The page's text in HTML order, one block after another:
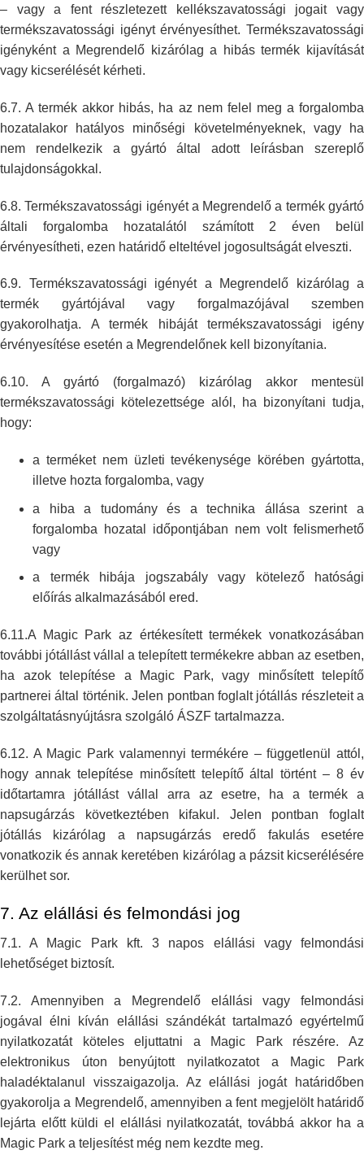
– vagy a fentrészletezett kellékszavatossági jogait vagy
termékszavatossági igénytérvényesíthet. Termékszavatossági
igényként a Megrendelő kizárólag a hibástermék kijavítását
vagy kicserélését kérheti.
6.7. A termék akkor hibás, ha az nem felel meg a forgalomba
hozatalakor hatályos minőségi követelményeknek, vagy ha
nem rendelkezik a gyártó által
adott leírásban szereplő
tulajdonságokkal.
6.8. Termékszavatossági igényét a Megrendelő a termék gyártó
általi forgalomba hozatalától számított 2 éven belül
érvényesítheti, ezen határidő elteltével jogosultságát elveszti.
6.9. Termékszavatossági igényét a Megrendelő kizárólag a
termék gyártójával
vagy forgalmazójával szemben
gyakorolhatja. A termék hibájáttermékszavatossági igény
érvényesítése esetén a Megrendelőnek kell
bizonyítania.
6.10. A gyártó (forgalmazó) kizárólag akkor mentesül
termékszavatossági kötelezettsége alól, ha bizonyítani tudja,
hogy:
a terméket nem üzleti tevékenysége körében gyártotta,
illetve hozta forgalomba, vagy
a hiba a tudomány és a technika állása szerint a
forgalomba hozatal
időpontjában nem volt felismerhető
vagy
a termék hibája jogszabály vagy kötelező hatósági
előírás alkalmazásából ered.
6.11.A Magic Park az értékesített termékek vonatkozásában
további jótállástvállal a telepített termékekre abban az esetben,
ha azok telepítése a Magic Park, vagy minősített telepítő
partnerei által történik. Jelen pontban foglalt jótállás részleteit a
szolgáltatásnyújtásra szolgáló ÁSZF tartalmazza.
6.12. A Magic Park valamennyi termékére – függetlenül attól,
hogy annaktelepítése minősített telepítő által történt – 8 év
időtartamra jótállástvállal arra az esetre, ha a termék a
napsugárzás következtében kifakul. Jelen pontban foglalt
jótállás kizárólag a napsugárzás eredő fakulásesetére
vonatkozik és annak keretében kizárólag a pázsit kicserélésére
kerülhet sor.
7. Az elállási és felmondási jog
7.1. A Magic Park kft. 3 napos elállási vagy felmondási
lehetőségetbiztosít.
7.2. Amennyiben a Megrendelő elállási vagy felmondási
jogával élni kíván elállási szándékát tartalmazó egyértelmű
nyilatkozatát köteles eljuttatni a Magic Park részére. Az
elektronikus úton benyújtott nyilatkozatot a Magic Park
haladéktalanul visszaigazolja. Az elállási jogát határidőben
gyakorolja a Megrendelő, amennyiben a fent megjelölt határidő
lejárta előttküldi el elállási nyilatkozatát, továbbá akkor ha a
Magic Park a teljesítést még nem kezdte meg.